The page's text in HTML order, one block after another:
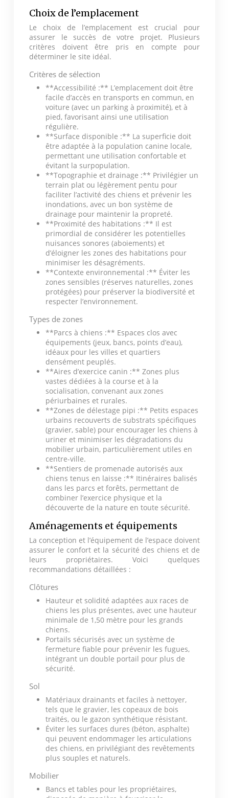
Choix de l’emplacement
Le choix de l’emplacement est crucial pour
assurer le succès de votre projet. Plusieurs
critères doivent être pris en compte pour
déterminer le site idéal.
Critères de sélection
**Accessibilité :** L’emplacement doit être
facile d’accès en transports en commun, en
voiture (avec un parking à proximité), et à
pied, favorisant ainsi une utilisation
régulière.
**Surface disponible :** La superficie doit
être adaptée à la population canine locale,
permettant une utilisation confortable et
évitant la surpopulation.
**Topographie et drainage :** Privilégier un
terrain plat ou légèrement pentu pour
faciliter l’activité des chiens et prévenir les
inondations, avec un bon système de
drainage pour maintenir la propreté.
**Proximité des habitations :** Il est
primordial de considérer les potentielles
nuisances sonores (aboiements) et
d’éloigner les zones des habitations pour
minimiser les désagréments.
**Contexte environnemental :** Éviter les
zones sensibles (réserves naturelles, zones
protégées) pour préserver la biodiversité et
respecter l’environnement.
Types de zones
**Parcs à chiens :** Espaces clos avec
équipements (jeux, bancs, points d’eau),
idéaux pour les villes et quartiers
densément peuplés.
**Aires d’exercice canin :** Zones plus
vastes dédiées à la course et à la
socialisation, convenant aux zones
périurbaines et rurales.
**Zones de délestage pipi :** Petits espaces
urbains recouverts de substrats spécifiques
(gravier, sable) pour encourager les chiens à
uriner et minimiser les dégradations du
mobilier urbain, particulièrement utiles en
centre-ville.
**Sentiers de promenade autorisés aux
chiens tenus en laisse :** Itinéraires balisés
dans les parcs et forêts, permettant de
combiner l’exercice physique et la
découverte de la nature en toute sécurité.
Aménagements et équipements
La conception et l’équipement de l’espace doivent
assurer le confort et la sécurité des chiens et de
leurs propriétaires. Voici quelques
recommandations détaillées :
Clôtures
Hauteur et solidité adaptées aux races de
chiens les plus présentes, avec une hauteur
minimale de 1,50 mètre pour les grands
chiens.
Portails sécurisés avec un système de
fermeture fiable pour prévenir les fugues,
intégrant un double portail pour plus de
sécurité.
Sol
Matériaux drainants et faciles à nettoyer,
tels que le gravier, les copeaux de bois
traités, ou le gazon synthétique résistant.
Éviter les surfaces dures (béton, asphalte)
qui peuvent endommager les articulations
des chiens, en privilégiant des revêtements
plus souples et naturels.
Mobilier
Bancs et tables pour les propriétaires,